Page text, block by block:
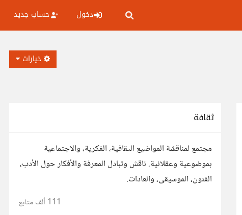
دخول حساب جديد
خيارات
ثقافة
مجتمع لمناقشة المواضيع الثقافية، الفكرية، والاجتماعية
بموضوعية وعقلانية. ناقش وتبادل المعرفة والأفكار حول الأدب،
الفنون، الموسيقى، والعادات.
111 ألف متابع